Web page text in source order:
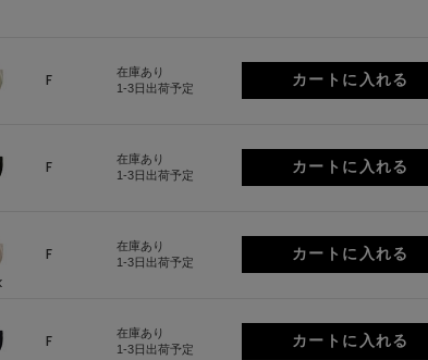
F
在庫あり
1-3日出荷予定
F
在庫あり
1-3日出荷予定
F
在庫あり
1-3日出荷予定
F
在庫あり
1-3日出荷予定